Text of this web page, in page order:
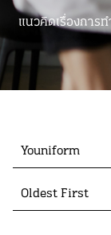
แนวคิดเรื่องการ
Youniform
Oldest First